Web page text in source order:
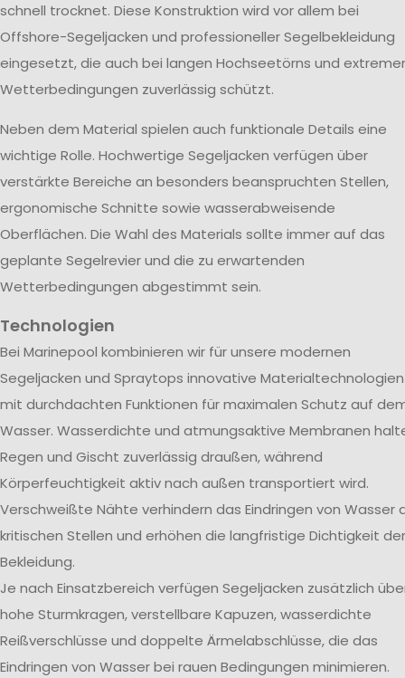
schnell trocknet. Diese Konstruktion wird vor allem bei
Offshore-Segeljacken und professioneller Segelbekleidung
eingesetzt, die auch bei langen Hochseetörns und
Wetterbedingungen zuverlässig schützt.
Neben dem Material spielen auch funktionale Details eine
wichtige Rolle. Hochwertige Segeljacken verfügen über
verstärkte Bereiche an besonders beanspruchten Stellen,
ergonomische Schnitte sowie wasserabweisende
Oberflächen. Die Wahl des Materials sollte immer auf das
geplante Segelrevier und die zu erwartenden
Wetterbedingungen abgestimmt sein.
Technologien
Bei Marinepool kombinieren wir für unsere modernen
Segeljacken und Spraytops innovative Materialtechnologien
mit durchdachten Funktionen für maximalen Schutz auf
Wasser. Wasserdichte und atmungsaktive Membranen
Regen und Gischt zuverlässig draußen, während
Körperfeuchtigkeit aktiv nach außen transportiert wird.
Verschweißte Nähte verhindern das Eindringen von Wasser
kritischen Stellen und erhöhen die langfristige Dichtigkeit der
Bekleidung.
Je nach Einsatzbereich verfügen Segeljacken zusätzlich
hohe Sturmkragen, verstellbare Kapuzen, wasserdichte
Reißverschlüsse und doppelte Ärmelabschlüsse, die das
Eindringen von Wasser bei rauen Bedingungen minimieren.